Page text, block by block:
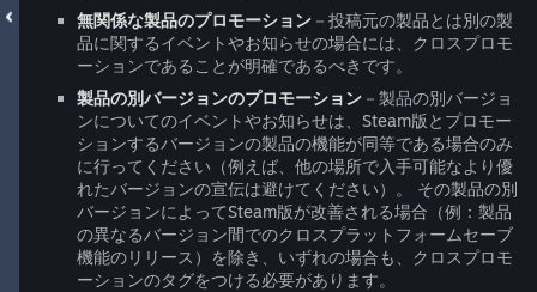
無関係な製品のプロモーション －投稿元の製品とは別の製
品に関するイベントやお知らせの場合には、クロスプロモ
ーションであることが明確であるべきです。
製品の別バージョンのプロモーション －製品の別バージョ
ンについてのイベントやお知らせは、Steam版とプロモー
ションするバージョンの製品の機能が同等である場合のみ
に行ってください（例えば、他の場所で入手可能なより優
れたバージョンの宣伝は避けてください）。 その製品の別
バージョンによってSteam版が改善される場合（例：製品
の異なるバージョン間でのクロスプラットフォームセーブ
機能のリリース）を除き、いずれの場合も、クロスプロモ
ーションのタグをつける必要があります。